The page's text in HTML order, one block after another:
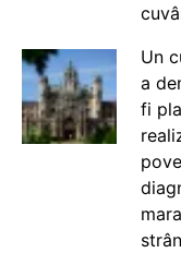
Un
a
fi